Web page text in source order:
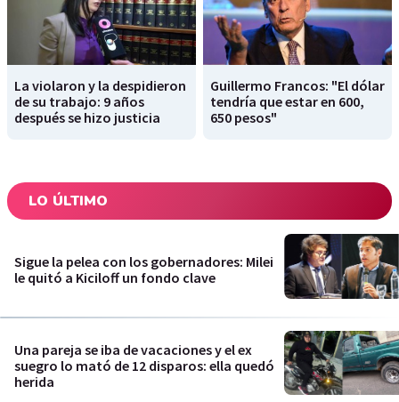
La violaron y la despidieron
de su trabajo: 9 años
después se hizo justicia
Guillermo Francos: "El dólar
tendría que estar en 600,
650 pesos"
LO ÚLTIMO
Sigue la pelea con los gobernadores: Milei
le quitó a Kiciloff un fondo clave
Una pareja se iba de vacaciones y el ex
suegro lo mató de 12 disparos: ella quedó
herida